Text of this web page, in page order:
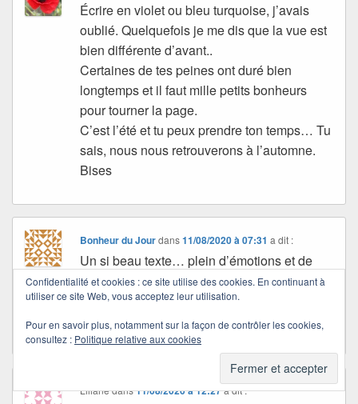
Écrire en violet ou bleu turquoise, j’avais
oublié. Quelquefois je me dis que la vue est
bien différente d’avant..
Certaines de tes peines ont duré bien
longtemps et il faut mille petits bonheurs
pour tourner la page.
C’est l’été et tu peux prendre ton temps… Tu
sais, nous nous retrouverons à l’automne.
Bises
Bonheur du Jourdans11/08/2020 à 07:31 a dit :
Un si beau texte… plein d’émotions et de
nostalgie. Mais tu as raison : ce qui est
important c’est de continuer à penser.
Bonne journée ! A bientôt !
Lilianedans11/08/2020 à 12:27a dit :
Confidentialité et cookies : ce site utilise des cookies. En continuant à
utiliser ce site Web, vous acceptez leur utilisation.
Pour en savoir plus, notamment sur la façon de contrôler les cookies,
consultez : Politique relative aux cookies